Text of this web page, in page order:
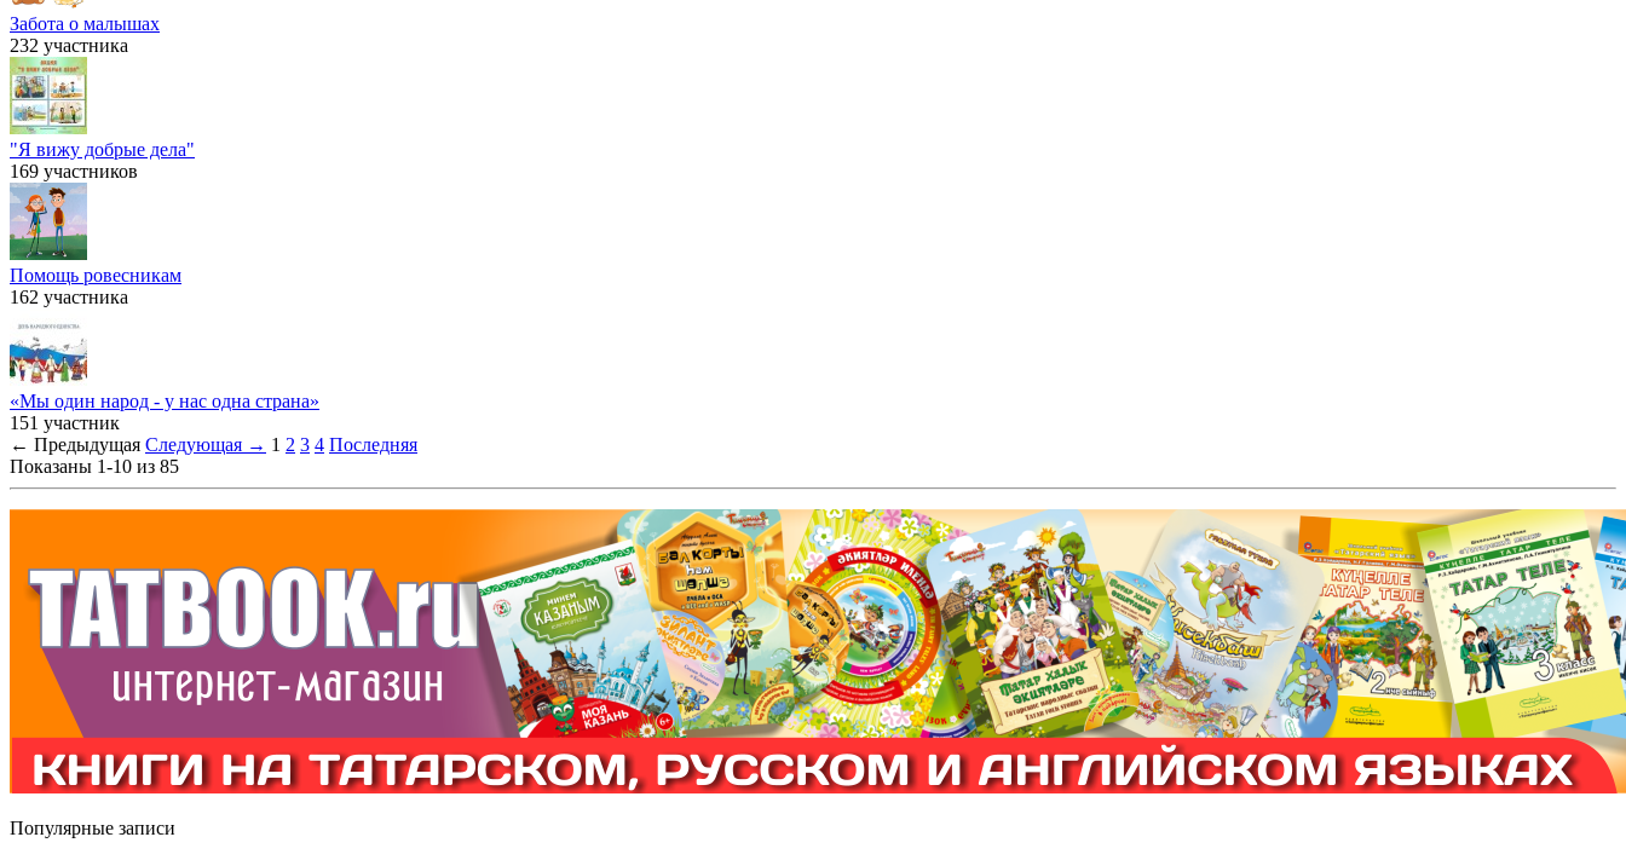
Забота о малышах
232 участника
"Я вижу добрые дела"
169 участников
Помощь ровесникам
162 участника
«Мы один народ - у нас одна страна»
151 участник
← Предыдущая Следующая → 1 2 3 4 Последняя
Показаны 1-10 из 85
Популярные записи